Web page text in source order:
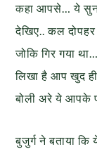
कहा आपसे… ये
देखिए.. कल
जोकि गिर गया
लिखा है आप खुद
बोली अरे ये आपके
बुजुर्ग ने बताया